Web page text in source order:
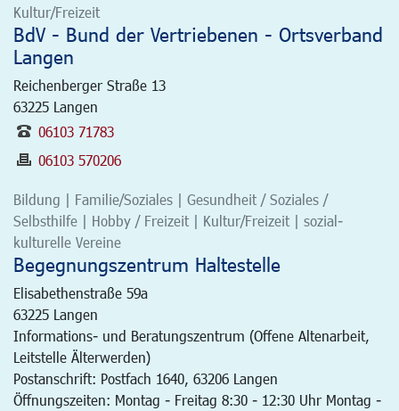
Kultur/Freizeit
BdV - Bund der Vertriebenen - Ortsverband
Langen
Reichenberger Straße 13
63225 Langen
06103 71783
06103 570206
Bildung | Familie/Soziales | Gesundheit / Soziales /
Selbsthilfe | Hobby / Freizeit | Kultur/Freizeit | sozial-
kulturelle Vereine
Begegnungszentrum Haltestelle
Elisabethenstraße 59a
63225 Langen
Informations- und Beratungszentrum (Offene Altenarbeit,
Leitstelle Älterwerden)
Postanschrift: Postfach 1640, 63206 Langen
Öffnungszeiten: Montag - Freitag 8:30 - 12:30 Uhr Montag -